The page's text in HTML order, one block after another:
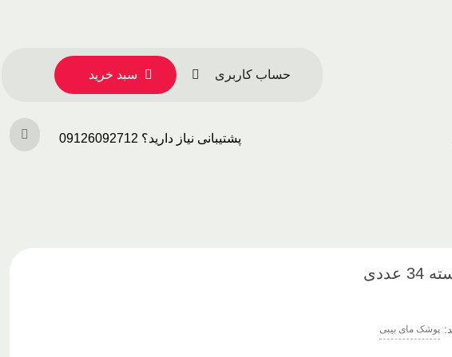
حساب کاربری سبد خرید
پشتیبانی نیاز دارید؟ 09126092712
پوشک مای بیبی